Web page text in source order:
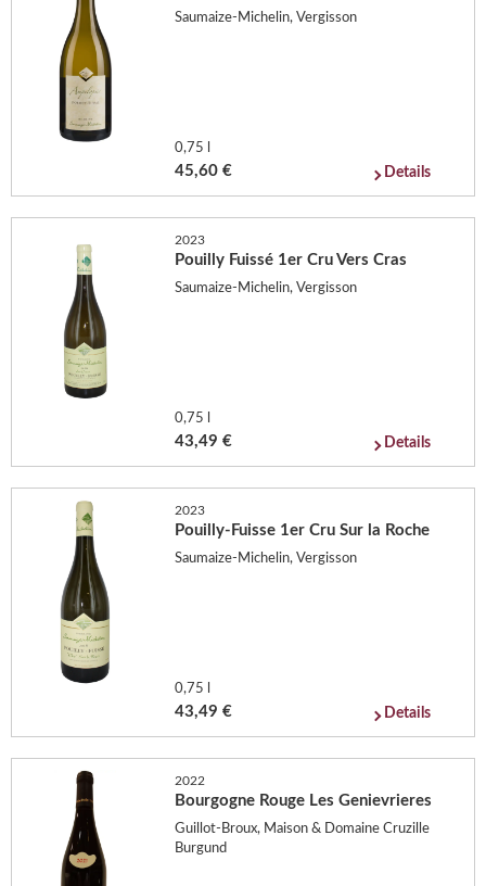
Saumaize-Michelin, Vergisson
0,75 l
45,60 € Details
2023
Pouilly Fuissé 1er Cru Vers Cras
Saumaize-Michelin, Vergisson
0,75 l
43,49 € Details
2023
Pouilly-Fuisse 1er Cru Sur la Roche
Saumaize-Michelin, Vergisson
0,75 l
43,49 € Details
2022
Bourgogne Rouge Les Genievrieres
Guillot-Broux, Maison & Domaine Cruzille
Burgund